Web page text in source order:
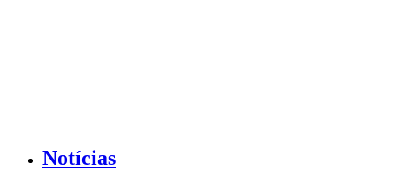
Notícias